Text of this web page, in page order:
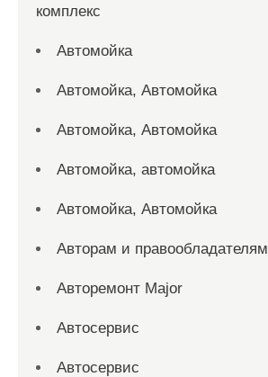
комплекс
Автомойка
Автомойка, Автомойка
Автомойка, Автомойка
Автомойка, автомойка
Автомойка, Автомойка
Авторам и правообладателям
Авторемонт Major
Автосервис
Автосервис